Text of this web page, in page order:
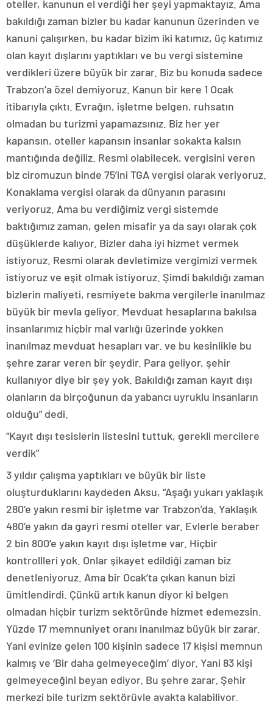
oteller, kanunun el verdiği her şeyi yapmaktayız. Ama
bakıldığı zaman bizler bu kadar kanunun üzerinden ve
kanuni çalışırken, bu kadar bizim iki katımız, üç katımız
olan kayıt dışlarını yaptıkları ve bu vergi sistemine
verdikleri üzere büyük bir zarar. Biz bu konuda sadece
Trabzon’a özel demiyoruz. Kanun bir kere 1 Ocak
itibarıyla çıktı. Evrağın, işletme belgen, ruhsatın
olmadan bu turizmi yapamazsınız. Biz her yer
kapansın, oteller kapansın insanlar sokakta kalsın
mantığında değiliz. Resmi olabilecek, vergisini veren
biz ciromuzun binde 75’ini TGA vergisi olarak veriyoruz.
Konaklama vergisi olarak da dünyanın parasını
veriyoruz. Ama bu verdiğimiz vergi sistemde
baktığımız zaman, gelen misafir ya da sayı olarak çok
düşüklerde kalıyor. Bizler daha iyi hizmet vermek
istiyoruz. Resmi olarak devletimize vergimizi vermek
istiyoruz ve eşit olmak istiyoruz. Şimdi bakıldığı zaman
bizlerin maliyeti, resmiyete bakma vergilerle inanılmaz
büyük bir mevla geliyor. Mevduat hesaplarına bakılsa
insanlarımız hiçbir mal varlığı üzerinde yokken
inanılmaz mevduat hesapları var. ve bu kesinlikle bu
şehre zarar veren bir şeydir. Para geliyor, şehir
kullanıyor diye bir şey yok. Bakıldığı zaman kayıt dışı
olanların da birçoğunun da yabancı uyruklu insanların
olduğu” dedi.
“Kayıt dışı tesislerin listesini tuttuk, gerekli mercilere
verdik”
3 yıldır çalışma yaptıkları ve büyük bir liste
oluşturduklarını kaydeden Aksu, “Aşağı yukarı yaklaşık
280’e yakın resmi bir işletme var Trabzon’da. Yaklaşık
480’e yakın da gayri resmi oteller var. Evlerle beraber
2 bin 800’e yakın kayıt dışı işletme var. Hiçbir
kontrollleri yok. Onlar şikayet edildiği zaman biz
denetleniyoruz. Ama bir Ocak’ta çıkan kanun bizi
ümitlendirdi. Çünkü artık kanun diyor ki belgen
olmadan hiçbir turizm sektöründe hizmet edemezsin.
Yüzde 17 memnuniyet oranı inanılmaz büyük bir zarar.
Yani evinize gelen 100 kişinin sadece 17 kişisi memnun
kalmış ve ‘Bir daha gelmeyeceğim’ diyor. Yani 83 kişi
gelmeyeceğini beyan ediyor. Bu şehre zarar. Şehir
merkezi bile turizm sektörüyle ayakta kalabiliyor.